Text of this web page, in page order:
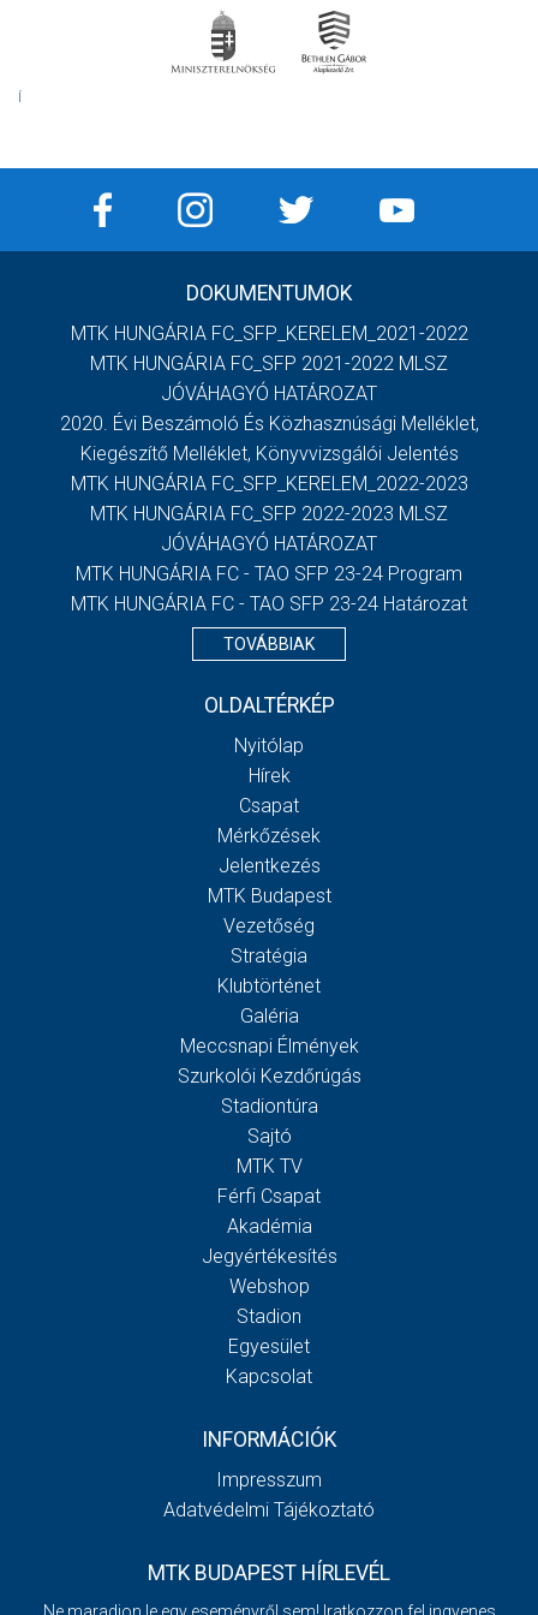
DOKUMENTUMOK
MTK HUNGÁRIA FC_SFP_KERELEM_2021-2022
MTK HUNGÁRIA FC_SFP 2021-2022 MLSZ
JÓVÁHAGYÓ HATÁROZAT
2020. Évi Beszámoló És Közhasznúsági Melléklet,
Kiegészítő Melléklet, Könyvvizsgálói Jelentés
MTK HUNGÁRIA FC_SFP_KERELEM_2022-2023
MTK HUNGÁRIA FC_SFP 2022-2023 MLSZ
JÓVÁHAGYÓ HATÁROZAT
MTK HUNGÁRIA FC - TAO SFP 23-24 Program
MTK HUNGÁRIA FC - TAO SFP 23-24 Határozat
TOVÁBBIAK
OLDALTÉRKÉP
Nyitólap
Hírek
Csapat
Mérkőzések
Jelentkezés
MTK Budapest
Vezetőség
Stratégia
Klubtörténet
Galéria
Meccsnapi Élmények
Szurkolói Kezdőrúgás
Stadiontúra
Sajtó
MTK TV
Férfi Csapat
Akadémia
Jegyértékesítés
Webshop
Stadion
Egyesület
Kapcsolat
INFORMÁCIÓK
Impresszum
Adatvédelmi Tájékoztató
MTK BUDAPEST HÍRLEVÉL
Ne maradjon le egy eseményről sem! Iratkozzon fel ingyenes